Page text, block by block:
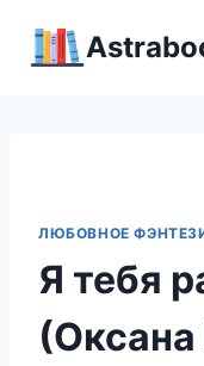
ЛЮБОВНОЕ
Я тебя